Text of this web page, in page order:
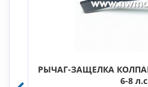
РЫЧАГ-ЗАЩЕЛКА
6-8